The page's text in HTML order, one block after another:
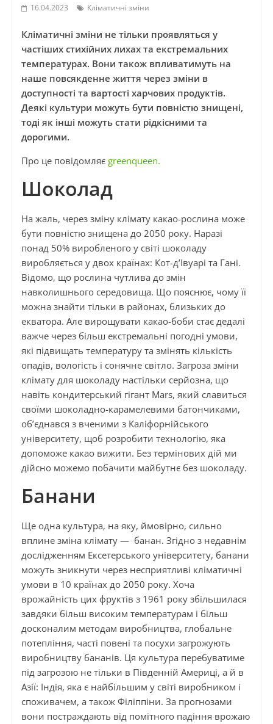
16.04.2023 Кліматичні зміни
Кліматичні зміни не тільки проявляться у
частіших стихійних лихах та екстремальних
температурах. Вони також впливатимуть на
наше повсякденне життя через зміни в
доступності та вартості харчових продуктів.
Деякі культури можуть бути повністю знищені,
тоді як інші можуть стати рідкісними та
дорогими.
Про це повідомляє greenqueen.
Шоколад
На жаль, через зміну клімату какао-рослина може
бути повністю знищена до 2050 року. Наразі
понад 50% виробленого у світі шоколаду
виробляється у двох країнах: Кот-д’Івуарі та Гані.
Відомо, що рослина чутлива до змін
навколишнього середовища. Що пояснює, чому її
можна знайти тільки в районах, близьких до
екватора. Але вирощувати какао-боби стає дедалі
важче через більш екстремальні погодні умови,
які підвищать температуру та змінять кількість
опадів, вологість і сонячне світло. Загроза зміни
клімату для шоколаду настільки серйозна, що
навіть кондитерський гігант Mars, який славиться
своїми шоколадно-карамелевими батончиками,
об’єднався з вченими з Каліфорнійського
університету, щоб розробити технологію, яка
допоможе какао вижити. Без термінових дій ми
дійсно можемо побачити майбутнє без шоколаду.
Банани
Ще одна культура, на яку, ймовірно, сильно
вплине зміна клімату — банан. Згідно з недавнім
дослідженням Ексетерського університету, банани
можуть зникнути через несприятливі кліматичні
умови в 10 країнах до 2050 року. Хоча
врожайність цих фруктів з 1961 року збільшилася
завдяки більш високим температурам і більш
досконалим методам виробництва, глобальне
потепління, часті повені та посухи загрожують
виробництву бананів. Ця культура перебуватиме
під загрозою не тільки в Південній Америці, а й в
Азії: Індія, яка є найбільшим у світі виробником і
споживачем, а також Філіппіни. За прогнозами
вони постраждають від помітного падіння врожаю